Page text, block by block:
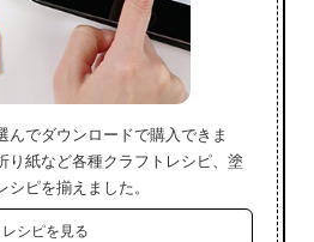
んでダウンロードで購入できま
り紙など各種クラフトレシピ、塗
ピを揃えました。
レシピを見る